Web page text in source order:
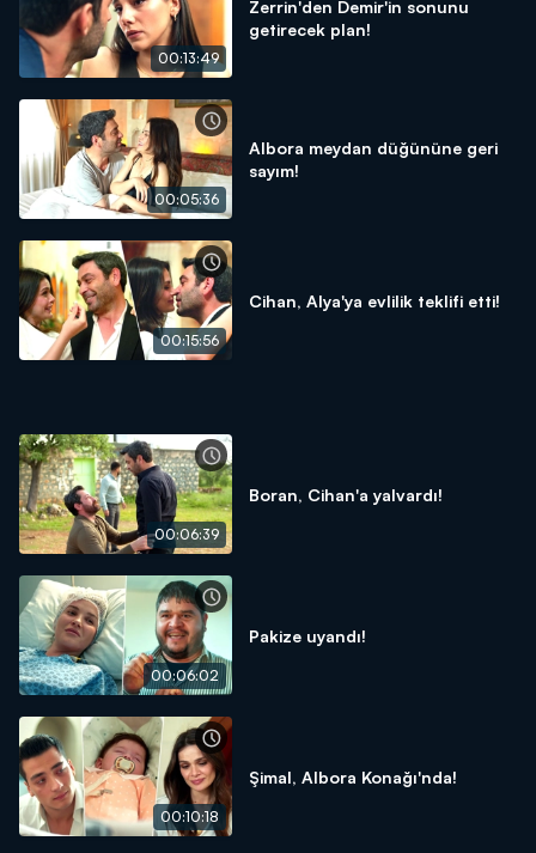
00:13:49
Zerrin'den Demir'in sonunu
getirecek plan!
00:05:36
Albora meydan düğününe geri
sayım!
00:15:56
Cihan, Alya'ya evlilik teklifi etti!
00:06:39
Boran, Cihan'a yalvardı!
00:06:02
Pakize uyandı!
00:10:18
Şimal, Albora Konağı'nda!